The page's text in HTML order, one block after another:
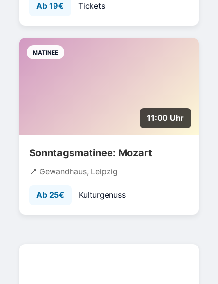
Ab 19€ Tickets
MATINEE
11:00 Uhr
Sonntagsmatinee: Mozart
Gewandhaus, Leipzig
Ab 25€ Kulturgenuss